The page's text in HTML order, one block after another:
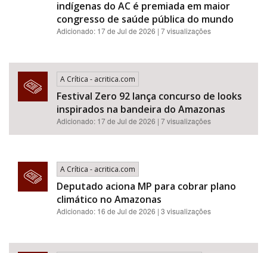
indígenas do AC é premiada em maior
congresso de saúde pública do mundo
Adicionado: 17 de Jul de 2026 | 7 visualizações
A Crítica - acritica.com
Festival Zero 92 lança concurso de looks
inspirados na bandeira do Amazonas
Adicionado: 17 de Jul de 2026 | 7 visualizações
A Crítica - acritica.com
Deputado aciona MP para cobrar plano
climático no Amazonas
Adicionado: 16 de Jul de 2026 | 3 visualizações